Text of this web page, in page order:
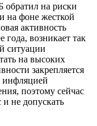
обратил на риски
на фоне жесткой
активность
года, возникает так
ситуации
на высоких
закрепляется
инфляцией
поэтому сейчас
и не допускать